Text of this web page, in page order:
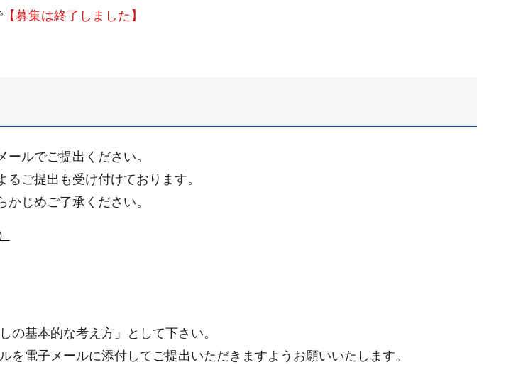
【募集は終了しました】
ルでご提出ください。
ご提出も受け付けております。
じめご了承ください。
の基本的な考え方」として下さい。
電子メールに添付してご提出いただきますようお願いいたします。